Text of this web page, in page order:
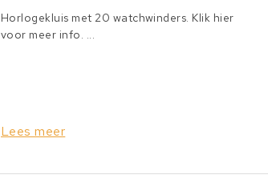
Horlogekluis met 20 watchwinders. Klik hier
voor meer info. ...
Lees meer